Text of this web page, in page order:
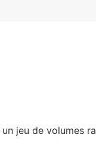
jeu de volumes